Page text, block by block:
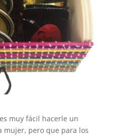
muy fácil hacerle un
mujer, pero que para los